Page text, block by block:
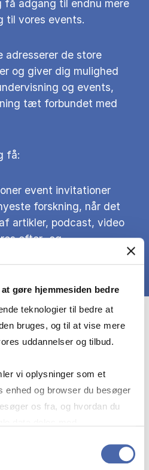
gøre hjemmesiden bedre
teknologier til bedre at
bruges, og til at vise mere
uddannelser og tilbud.
vi oplysninger som et
enhed og browser du besøger
os fra, og hvordan du
selv - og kan altid trække
få adgang til endnu mere
til vores events.
adresserer de store
og giver dig mulighed
og events,
tæt forbundet med
få:
event invitationer
forskning, når det
artikler, podcast, video
efter- og